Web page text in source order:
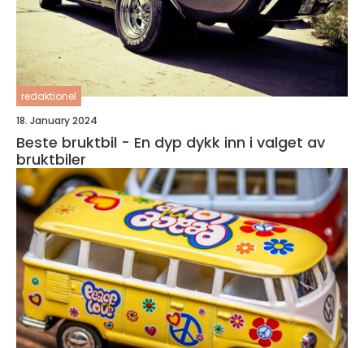
redaktionel
18. January 2024
Beste bruktbil - En dyp dykk inn i valget av
bruktbiler